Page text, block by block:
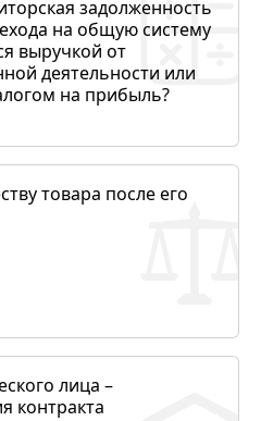
задолженность
на общую систему
выручкой от
деятельности или
на прибыль?
товара после его
лица –
контракта